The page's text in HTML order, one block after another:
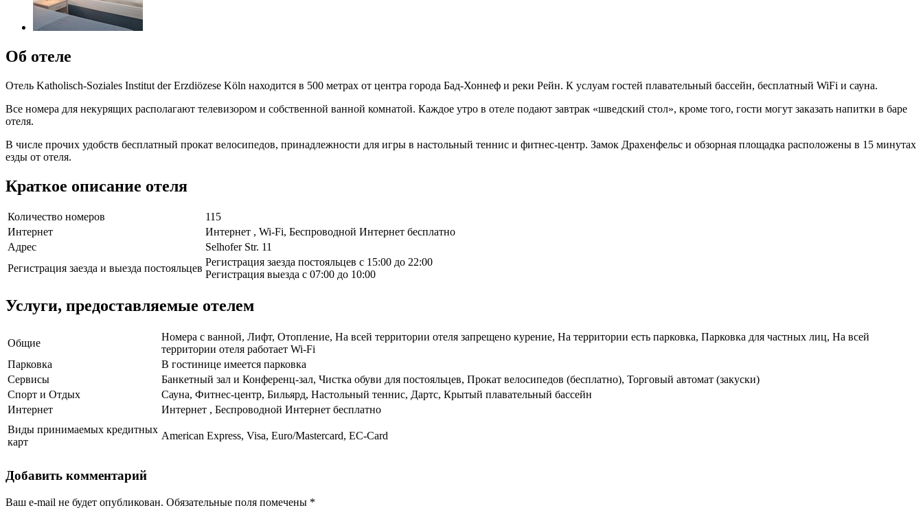
Об отеле
Отель Katholisch-Soziales Institut der Erzdiözese Köln находится в 500 метрах от центра города Бад-Хоннеф и реки Рейн. К услуам гостей плавательный бассейн, бесплатный WiFi и сауна.
Все номера для некурящих располагают телевизором и собственной ванной комнатой. Каждое утро в отеле подают завтрак «шведский стол», кроме того, гости могут заказать напитки в баре
отеля.
В числе прочих удобств бесплатный прокат велосипедов, принадлежности для игры в настольный теннис и фитнес-центр. Замок Драхенфельс и обзорная площадка расположены в 15 минутах
езды от отеля.
Краткое описание отеля
Количество номеров
115
Интернет
Интернет , Wi-Fi, Беспроводной Интернет бесплатно
Адрес
Selhofer Str. 11
Регистрация заезда и выезда постояльцев
Регистрация заезда постояльцев с 15:00 до 22:00
Регистрация выезда с 07:00 до 10:00
Услуги, предоставляемые отелем
Общие
Номера с ванной, Лифт, Отопление, На всей территории отеля запрещено курение, На территории есть парковка, Парковка для частных лиц, На всей
территории отеля работает Wi-Fi
Парковка
В гостинице имеется парковка
Сервисы
Банкетный зал и Конференц-зал, Чистка обуви для постояльцев, Прокат велосипедов (бесплатно), Торговый автомат (закуски)
Спорт и Отдых
Сауна, Фитнес-центр, Бильярд, Настольный теннис, Дартс, Крытый плавательный бассейн
Интернет
Интернет , Беспроводной Интернет бесплатно
Виды принимаемых кредитных
карт
American Express, Visa, Euro/Mastercard, EC-Card
Добавить комментарий
Ваш e-mail не будет опубликован. Обязательные поля помечены *